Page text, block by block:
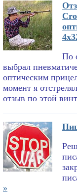
По
выбрал
оптическим
момент я
отзыв по этой
»